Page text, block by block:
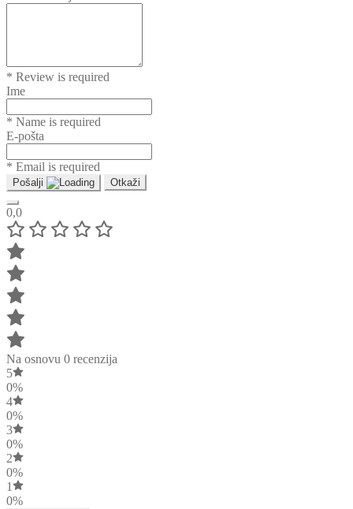
* Review is required
Ime
* Name is required
E-pošta
* Email is required
Pošalji Otkaži
0,0
Na osnovu 0 recenzija
5
0%
4
0%
3
0%
2
0%
1
0%